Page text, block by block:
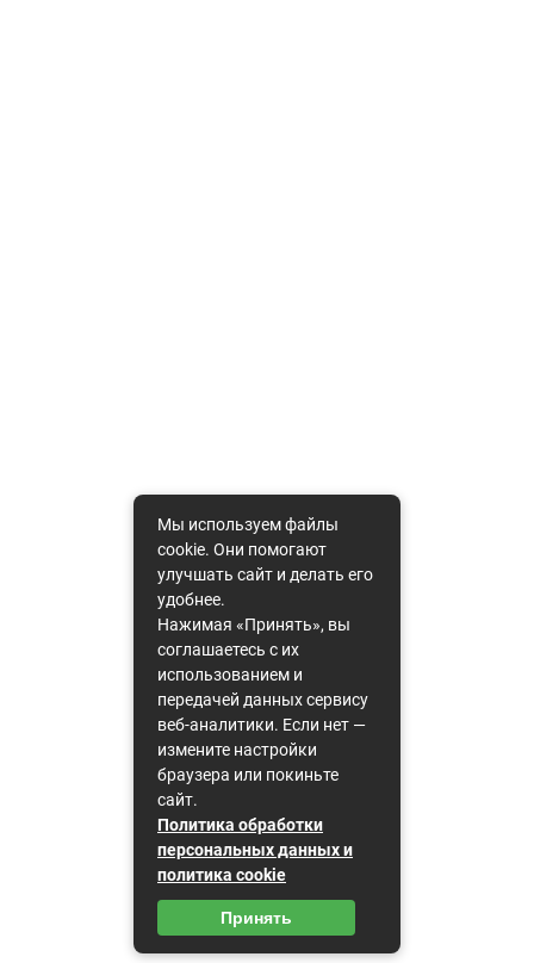
Мы используем файлы
cookie. Они помогают
улучшать сайт и делать его
удобнее.
Нажимая «Принять», вы
соглашаетесь с их
использованием и
передачей данных сервису
веб-аналитики. Если нет —
измените настройки
браузера или покиньте
сайт.
Политика обработки
персональных данных и
политика cookie
Принять